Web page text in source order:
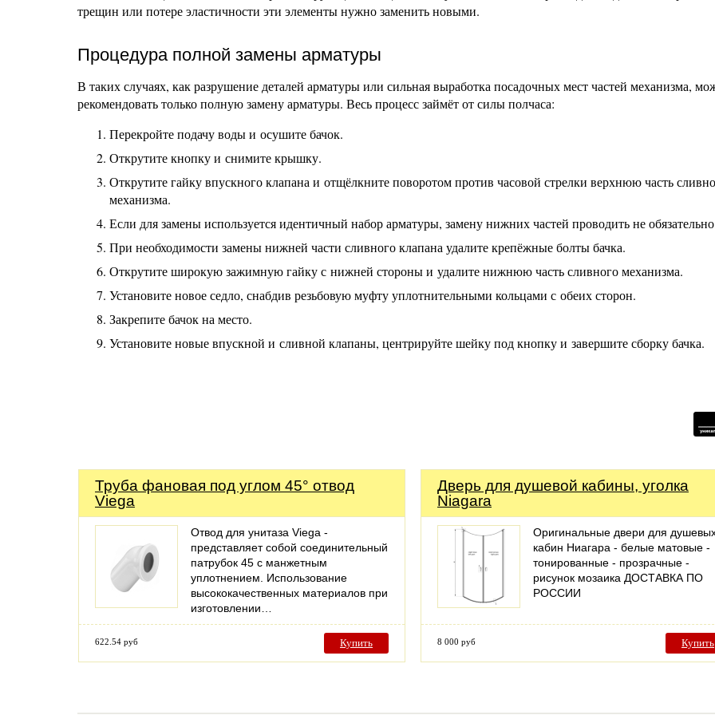
трещин или потере эластичности эти элементы нужно заменить новыми.
Процедура полной замены арматуры
В таких случаях, как разрушение деталей арматуры или сильная выработка посадочных мест частей механизма,
рекомендовать только полную замену арматуры. Весь процесс займёт от силы полчаса:
Перекройте подачу воды и осушите бачок.
Открутите кнопку и снимите крышку.
Открутите гайку впускного клапана и отщёлкните поворотом против часовой стрелки верхнюю часть
механизма.
Если для замены используется идентичный набор арматуры, замену нижних частей проводить не
При необходимости замены нижней части сливного клапана удалите крепёжные болты бачка.
Открутите широкую зажимную гайку с нижней стороны и удалите нижнюю часть сливного механизма.
Установите новое седло, снабдив резьбовую муфту уплотнительными кольцами с обеих сторон.
Закрепите бачок на место.
Установите новые впускной и сливной клапаны, центрируйте шейку под кнопку и завершите сборку бачка.
Труба фановая под углом 45° отвод
Viega
Отвод для унитаза Viega -
представляет собой соединительный
патрубок 45 с манжетным
уплотнением. Использование
высококачественных материалов при
изготовлении…
622.54 руб Купить
Дверь для душевой кабины, уголка
Niagara
Оригинальные двери для
кабин Ниагара - белые матовые -
тонированные - прозрачные -
рисунок мозаика ДОСТАВКА ПО
РОССИИ
8 000 руб Купить